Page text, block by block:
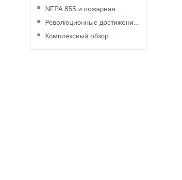
литиевой батареи
чем когда-либо, в 2025 году
для литиевых батарей
NFPA 855 и пожарная
безопасность литиевых
батарей: практическое
Революционные достижения
в технологии литиевых
Комплексный обзор
управления рисками